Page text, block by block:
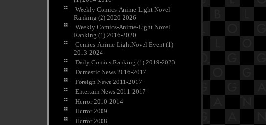
Weekly Comics-Anime-Light Novel
Ranking (2) 2020-2026
Weekly Comics-Anime-Light Novel
Ranking (1) 2016-2020
Comics-Anime-LightNovel Event (1)
2013-2024
Daily Comics Ranking (1) 2019-2023
Domestic News 2016-2017
Foreign News 2011-2017
Entertain News 2011-2017
Horror 2010-2014
Horror 2009
Horror 2008